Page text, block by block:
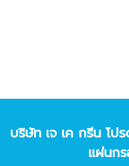
บริษัท เจ เค กรีน โ
แผ่นก